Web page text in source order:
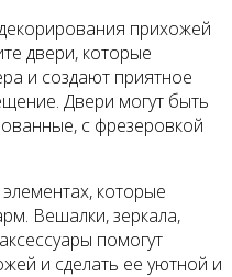
прихожей
двери, которые
и создают приятное
Двери могут быть
с фрезеровкой
которые
Вешалки, зеркала,
помогут
и сделать ее уютной и